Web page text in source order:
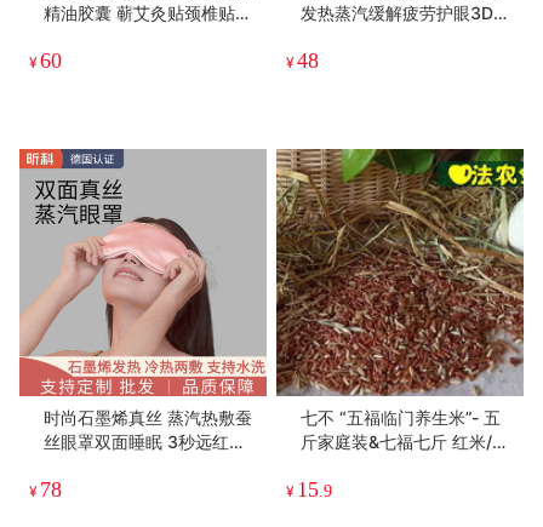
精油胶囊 蕲艾灸贴颈椎贴肩
发热暖宝宝
¥60
发热蒸汽缓解疲劳护眼3D立
¥48
时尚石墨烯真丝 蒸汽热敷蚕
丝眼罩双面睡眠 3秒远红外
罩厂家直销亚马逊印花绣花
¥ 78
七不 “五福临门养生米”- 五
斤家庭装&七福七斤 红米/糯
嘉丰优2号/海伦富硒大米 会
¥ 15 .9